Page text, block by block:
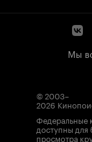
Мы
© 2003–
2026
Федеральные
доступны для
просмотра